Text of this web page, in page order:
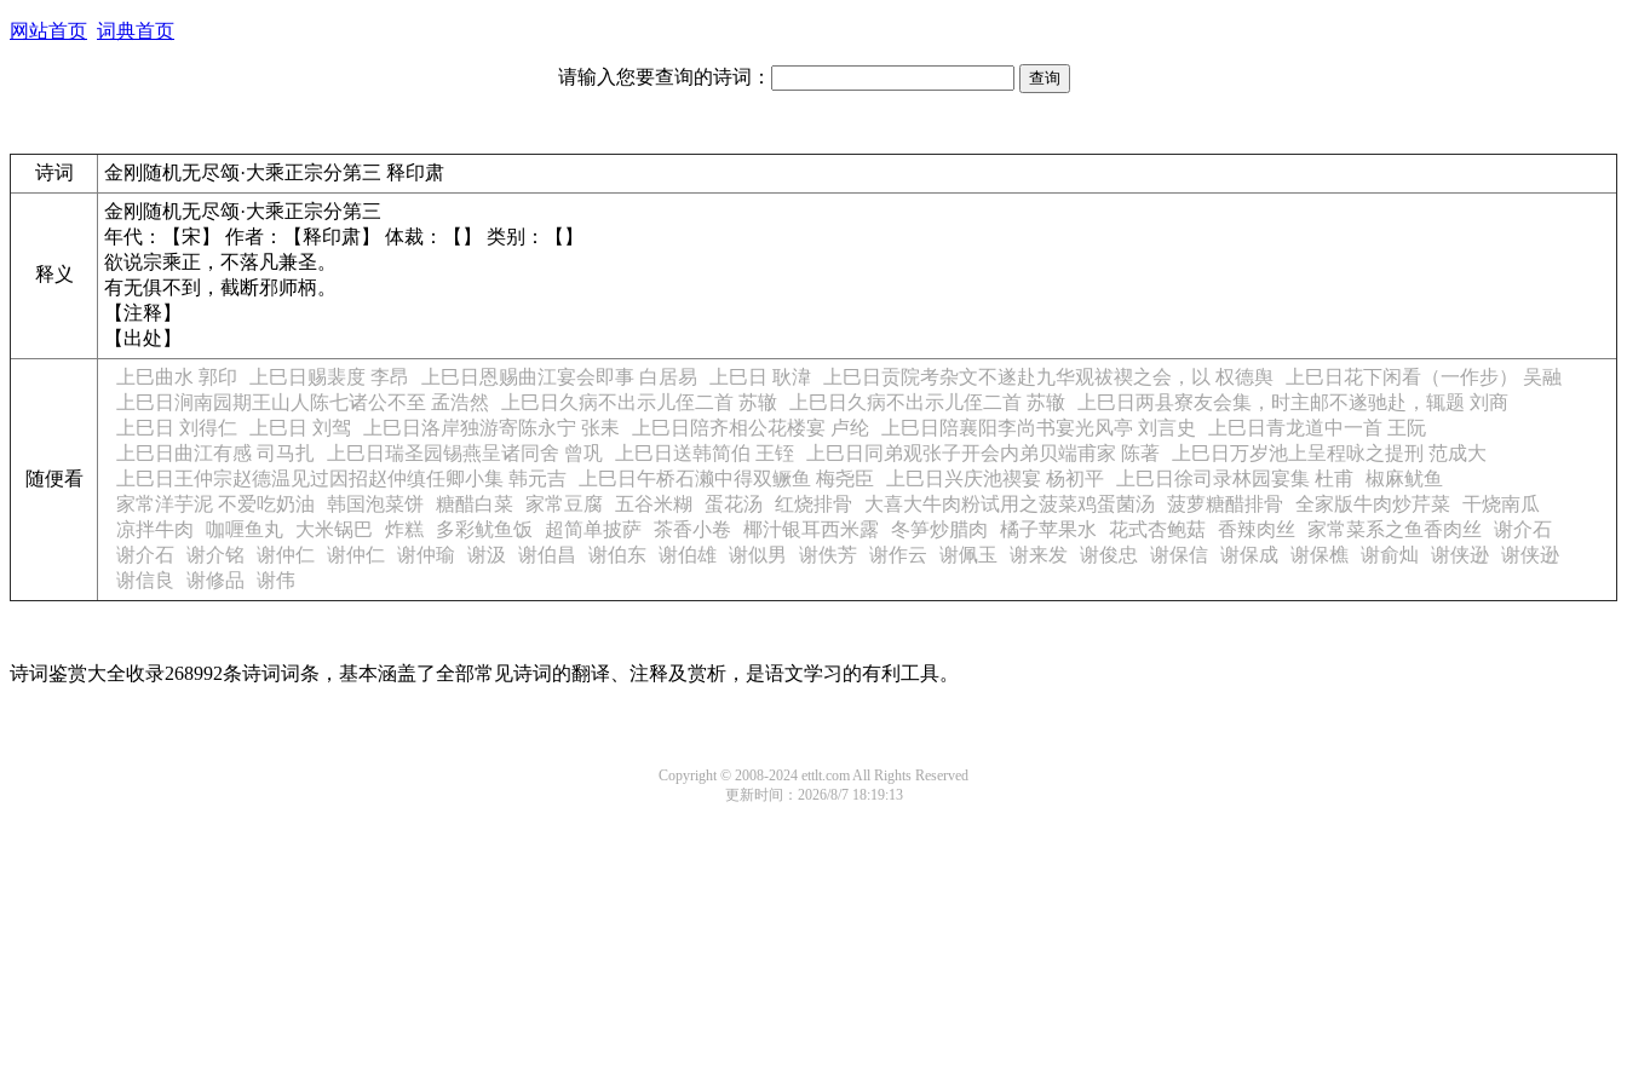
网站首页 词典首页
请输入您要查询的诗词：
诗词 金刚随机无尽颂·大乘正宗分第三 释印肃
释义
金刚随机无尽颂·大乘正宗分第三
年代：【宋】 作者：【释印肃】 体裁：【】 类别：【】
欲说宗乘正，不落凡兼圣。
有无俱不到，截断邪师柄。
【注释】
【出处】
随便看
上巳曲水 郭印 上巳日赐裴度 李昂 上巳日恩赐曲江宴会即事 白居易 上巳日 耿湋 上巳日贡院考杂文不遂赴九华观祓禊之会，以 权德舆
上巳日花下闲看（一作步） 吴融
上巳日涧南园期王山人陈七诸公不至 孟浩然
上巳日久病不出示儿侄二首 苏辙 上巳日久病不出示儿侄二首 苏辙
上巳日两县寮友会集，时主邮不遂驰赴，辄题 刘商
上巳日 刘得仁
上巳日 刘驾 上巳日洛岸独游寄陈永宁 张耒 上巳日陪齐相公花楼宴 卢纶 上巳日陪襄阳李尚书宴光风亭 刘言史
上巳日青龙道中一首 王阮
上巳日曲江有感 司马扎
上巳日瑞圣园锡燕呈诸同舍 曾巩 上巳日送韩简伯 王铚 上巳日同弟观张子开会内弟贝端甫家 陈著
上巳日万岁池上呈程咏之提刑 范成大
上巳日王仲宗赵德温见过因招赵仲缜任卿小集 韩元吉
上巳日午桥石濑中得双鳜鱼 梅尧臣 上巳日兴庆池禊宴 杨初平 上巳日徐司录林园宴集 杜甫 椒麻鱿鱼
家常洋芋泥 不爱吃奶油
韩国泡菜饼 糖醋白菜 家常豆腐 五谷米糊 蛋花汤 红烧排骨 大喜大牛肉粉试用之菠菜鸡蛋菌汤 菠萝糖醋排骨 全家版牛肉炒芹菜
干烧南瓜
凉拌牛肉
咖喱鱼丸 大米锅巴 炸糕 多彩鱿鱼饭 超简单披萨 茶香小卷 椰汁银耳西米露 冬笋炒腊肉 橘子苹果水 花式杏鲍菇 香辣肉丝 家常菜系之鱼香肉丝
谢介石
谢介石 谢介铭 谢仲仁 谢仲仁 谢仲瑜 谢汲 谢伯昌 谢伯东 谢伯雄 谢似男 谢佚芳 谢作云 谢佩玉 谢来发 谢俊忠 谢保信 谢保成 谢保樵 谢俞灿 谢侠逊 谢侠逊
谢信良
谢修品 谢伟
诗词鉴赏大全收录268992条诗词词条，基本涵盖了全部常见诗词的翻译、注释及赏析，是语文学习的有利工具。
Copyright © 2008-2024 ettlt.com All Rights Reserved
更新时间：2026/8/7 18:19:13